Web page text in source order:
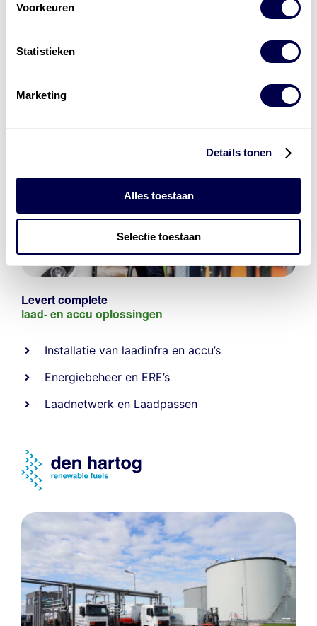
Voorkeuren
Statistieken
Marketing
Details tonen
Alles toestaan
Selectie toestaan
Levert complete
laad- en accu oplossingen
Installatie van laadinfra en accu’s
Energiebeheer en ERE’s
Laadnetwerk en Laadpassen